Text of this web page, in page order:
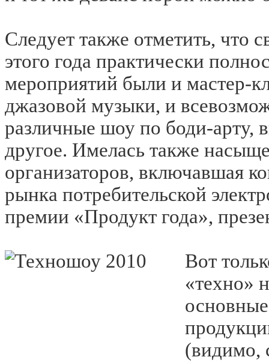
Следует также отметить, что
этого года практически
мероприятий были и мастер-
джазовой музыки, и
различные шоу по боди-арту,
другое. Имелась также
организаторов, включавшая
рынка потребительской
премии «Продукт года»,
Вот
«техно»
(видимо,